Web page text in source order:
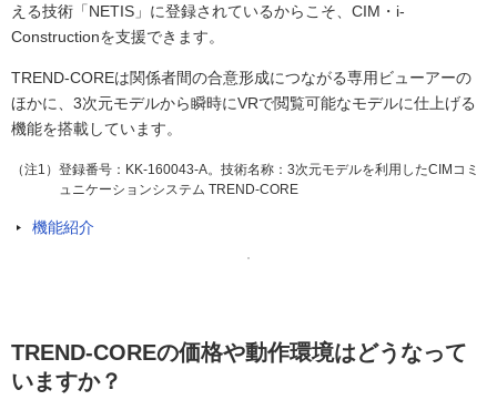
える技術「NETIS」に登録されているからこそ、CIM・i-
Constructionを支援できます。
TREND-COREは関係者間の合意形成につながる専用ビューアーの
ほかに、3次元モデルから瞬時にVRで閲覧可能なモデルに仕上げる
機能を搭載しています。
（注1）登録番号：KK-160043-A。技術名称：3次元モデルを利用したCIMコミ
ュニケーションシステム TREND-CORE
機能紹介
TREND-COREの価格や動作環境はどうなって
いますか？